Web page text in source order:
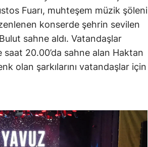
Fuarı, muhteşem müzik şöleni
konserde şehrin sevilen
sahne aldı. Vatandaşlar
20.00’da sahne alan Haktan
olan şarkılarını vatandaşlar için